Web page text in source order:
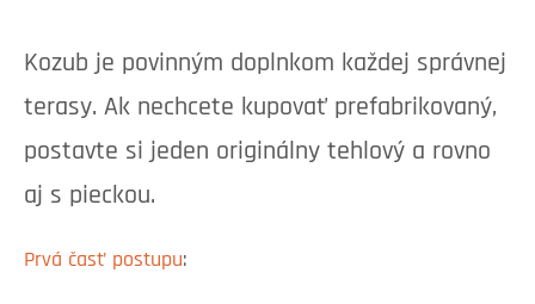
Kozub je povinným doplnkom každej správnej
terasy. Ak nechcete kupovať prefabrikovaný,
postavte si jeden originálny tehlový a rovno
aj s pieckou.
Prvá časť postupu: